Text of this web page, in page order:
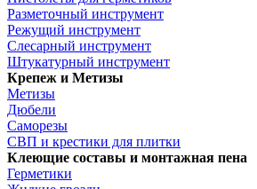
Разметочный инструмент
Режущий инструмент
Слесарный инструмент
Штукатурный инструмент
Крепеж и Метизы
Метизы
Дюбели
Саморезы
СВП и крестики для плитки
Клеющие составы и монтажная пена
Герметики